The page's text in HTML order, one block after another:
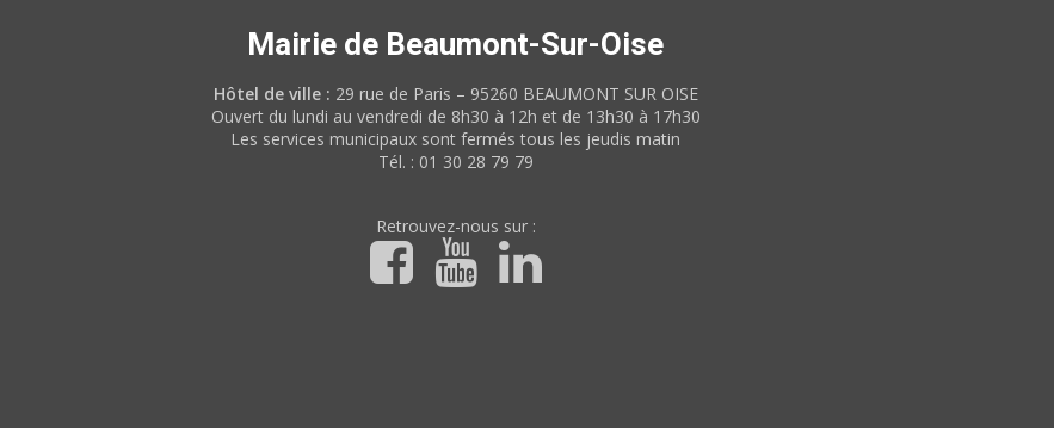
Mairie de Beaumont-Sur-Oise
Hôtel de ville : 29 rue de Paris – 95260 BEAUMONT SUR OISE
Ouvert du lundi au vendredi de 8h30 à 12h et de 13h30 à 17h30
Les services municipaux sont fermés tous les jeudis matin
Tél. : 01 30 28 79 79
Retrouvez-nous sur :